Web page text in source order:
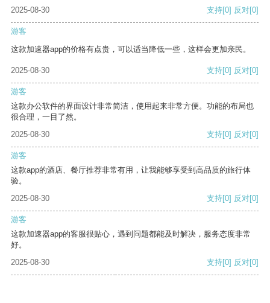
2025-08-30
支持[0] 反对[0]
游客
这款加速器app的价格有点贵，可以适当降低一些，这样会更加亲民。
2025-08-30 支持[0] 反对[0]
游客
这款办公软件的界面设计非常简洁，使用起来非常方便。功能的布局也
很合理，一目了然。
2025-08-30
支持[0] 反对[0]
游客
这款app的酒店、餐厅推荐非常有用，让我能够享受到高品质的旅行体
验。
2025-08-30
支持[0] 反对[0]
游客
这款加速器app的客服很贴心，遇到问题都能及时解决，服务态度非常
好。
2025-08-30
支持[0] 反对[0]